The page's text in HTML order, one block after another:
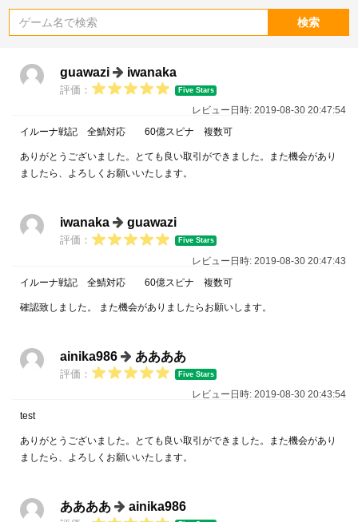
検索
guawazi iwanaka
評価： Five Stars
レビュー日時: 2019-08-30 20:47:54
イルーナ戦記 全鯖対応 60億スピナ 複数可
ありがとうございました。とても良い取引ができました。また機会があり
ましたら、よろしくお願いいたします。
iwanaka guawazi
評価： Five Stars
レビュー日時: 2019-08-30 20:47:43
イルーナ戦記 全鯖対応 60億スピナ 複数可
確認致しました。 また機会がありましたらお願いします。
ainika986 ああああ
評価： Five Stars
レビュー日時: 2019-08-30 20:43:54
test
ありがとうございました。とても良い取引ができました。また機会があり
ましたら、よろしくお願いいたします。
ああああ ainika986